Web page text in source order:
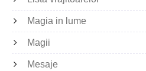
Magia in lume
Magii
Mesaje